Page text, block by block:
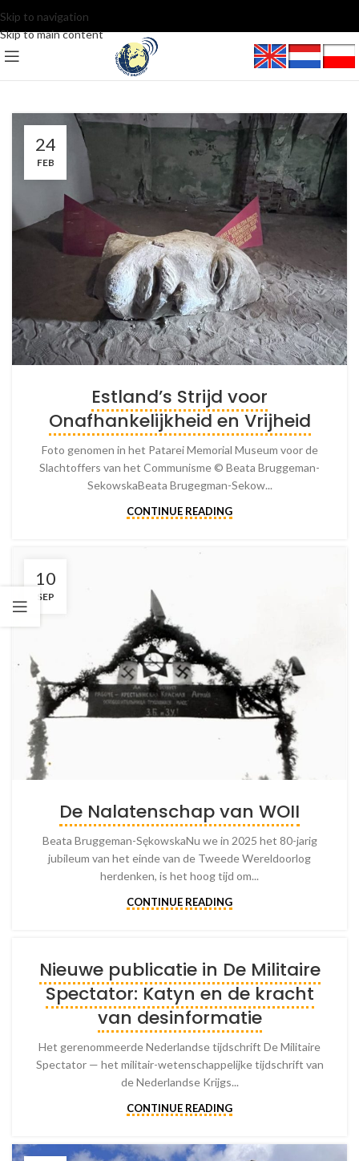
Skip to navigation
Skip to main content
24
FEB
Estland’s Strijd voor
Onafhankelijkheid en Vrijheid
Foto genomen in het Patarei Memorial Museum voor de
Slachtoffers van het Communisme © Beata Bruggeman-
SekowskaBeata Brugegman-Sekow...
CONTINUE READING
10
SEP
De Nalatenschap van WOII
Beata Bruggeman-SękowskaNu we in 2025 het 80-jarig
jubileum van het einde van de Tweede Wereldoorlog
herdenken, is het hoog tijd om...
CONTINUE READING
Nieuwe publicatie in De Militaire
Spectator: Katyn en de kracht
van desinformatie
Het gerenommeerde Nederlandse tijdschrift De Militaire
Spectator — het militair-wetenschappelijke tijdschrift van
de Nederlandse Krijgs...
CONTINUE READING